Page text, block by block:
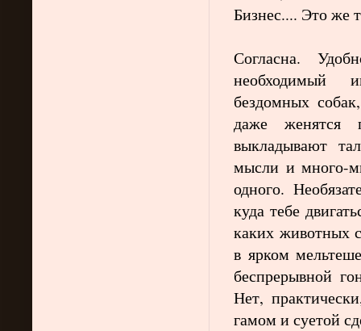
Бизнес.... Это же
Согласна.
необходимый
бездомных
даже женятся
выкладывают
мысли и много-
одного.
куда тебе
каких животных
в ярком
беспрерывной
Нет,
гамом и суетой